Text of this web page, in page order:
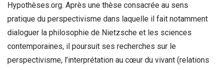
Hypothèses.org. Après une thèse consacrée au sens
pratique du perspectivisme dans laquelle il fait notamment
dialoguer la philosophie de Nietzsche et les sciences
contemporaines, il poursuit ses recherches sur le
perspectivisme, l’interprétation au cœur du vivant (relations